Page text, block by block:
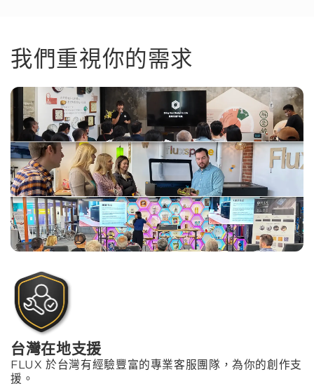
我們重視你的需求
台灣在地支援
FLUX 於台灣有經驗豐富的專業客服團隊，為你的創作支
援。